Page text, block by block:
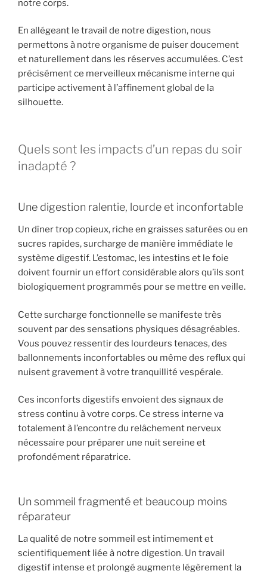
notre corps.
En allégeant le travail de notre digestion, nous
permettons à notre organisme de puiser doucement
et naturellement dans les réserves accumulées. C’est
précisément ce merveilleux mécanisme interne qui
participe activement à l’affinement global de la
silhouette.
Quels sont les impacts d’un repas du soir
inadapté ?
Une digestion ralentie, lourde et inconfortable
Un dîner trop copieux, riche en graisses saturées ou en
sucres rapides, surcharge de manière immédiate le
système digestif. L’estomac, les intestins et le foie
doivent fournir un effort considérable alors qu’ils sont
biologiquement programmés pour se mettre en veille.
Cette surcharge fonctionnelle se manifeste très
souvent par des sensations physiques désagréables.
Vous pouvez ressentir des lourdeurs tenaces, des
ballonnements inconfortables ou même des reflux qui
nuisent gravement à votre tranquillité vespérale.
Ces inconforts digestifs envoient des signaux de
stress continu à votre corps. Ce stress interne va
totalement à l’encontre du relâchement nerveux
nécessaire pour préparer une nuit sereine et
profondément réparatrice.
Un sommeil fragmenté et beaucoup moins
réparateur
La qualité de notre sommeil est intimement et
scientifiquement liée à notre digestion. Un travail
digestif intense et prolongé augmente légèrement la